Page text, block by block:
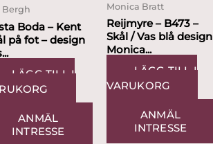
Bergh
Boda – Kent
på fot – design
LÄGG TILL I
ANMÄL
INTRESSE
Monica Bratt
Reijmyre – B473 –
Skål / Vas blå design
Monica...
LÄGG TILL I
VARUKORG
ANMÄL
INTRESSE